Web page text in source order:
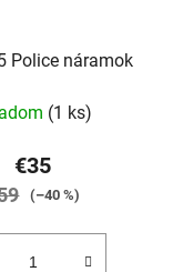
Police náramok
(1 ks)
€35
(–40 %)